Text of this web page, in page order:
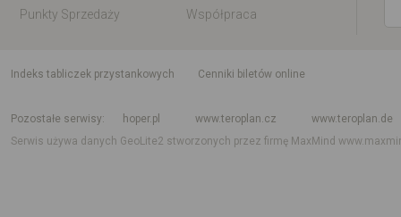
Punkty Sprzedaży
Współpraca
indeks tabliczek przystankowych
Cenniki biletów online
Pozostałe serwisy
hoper.pl www.teroplan.cz
www.teroplan.de
Serwis używa danych GeoLite2 stworzonych przez firmę MaxMind